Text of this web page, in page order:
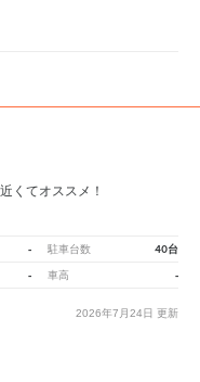
近くてオススメ！
- 駐車台数 40台
- 車高 -
2026年7月24日 更新